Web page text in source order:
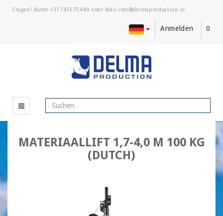
Fragen? Rufen +31743575449 oder Mail
Anmelden 0
MATERIAALLIFT 1,7-4,0 M 100 KG
(DUTCH)